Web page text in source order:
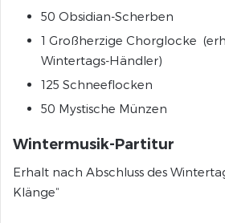
50 Obsidian-Scherben
1 Großherzige Chorglocke
Wintertags-Händler)
125 Schneeflocken
50 Mystische Münzen
Wintermusik-Partitur
Erhalt nach Abschluss des
Klänge“